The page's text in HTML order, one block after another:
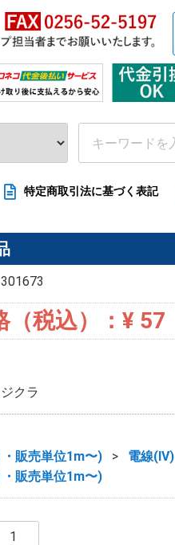
特定商取引法に基づく表記
301673
（税込）：¥ 57
クラ
販売単位1m〜)
電線(IV)
販売単位1m〜)